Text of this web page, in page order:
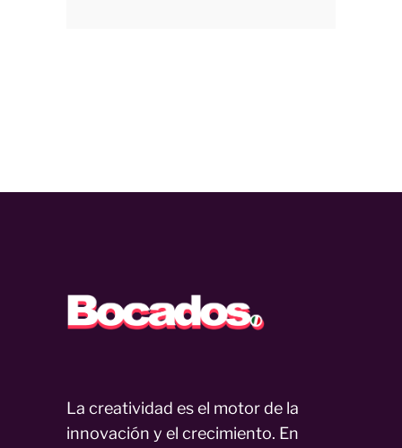
La creatividad es el motor de la
innovación y el crecimiento. En